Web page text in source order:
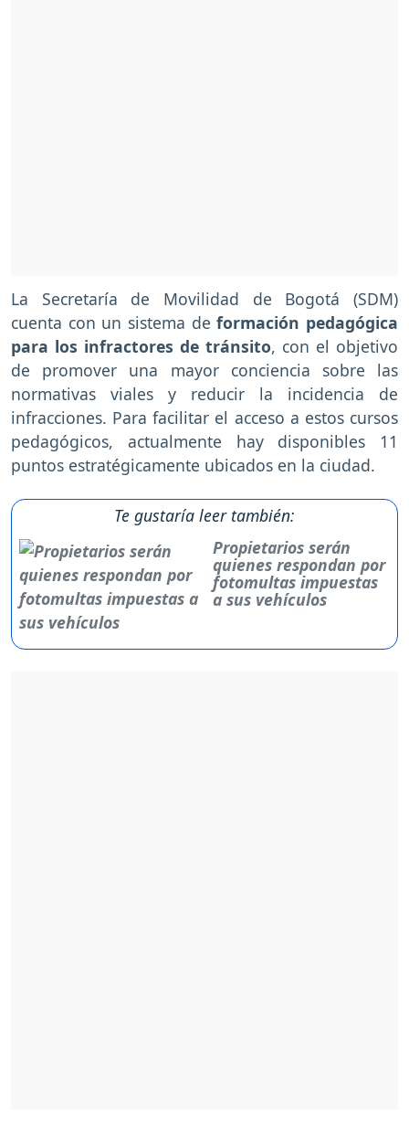
La Secretaría de Movilidad de Bogotá (SDM)
cuenta con un sistema de formación pedagógica
para los infractores de tránsito, con el objetivo
de promover una mayor conciencia sobre las
normativas viales y reducir la incidencia de
infracciones. Para facilitar el acceso a estos cursos
pedagógicos, actualmente hay disponibles 11
puntos estratégicamente ubicados en la ciudad.
Te gustaría leer también:
Propietarios serán
quienes respondan por
fotomultas impuestas
a sus vehículos